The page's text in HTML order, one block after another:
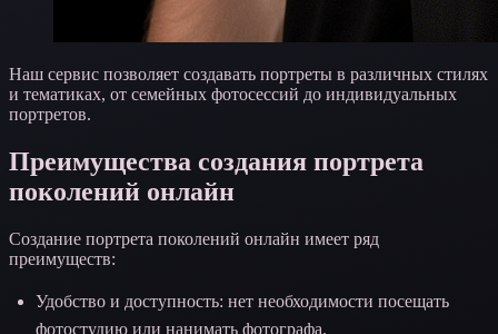
Наш сервис позволяет создавать портреты в различных стилях
и тематиках, от семейных фотосессий до индивидуальных
портретов.
Преимущества создания портрета
поколений онлайн
Создание портрета поколений онлайн имеет ряд
преимуществ:
Удобство и доступность: нет необходимости посещать
фотостудию или нанимать фотографа.